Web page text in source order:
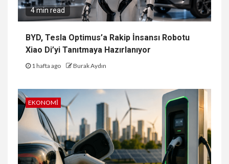
4 min read
BYD, Tesla Optimus’a Rakip İnsansı Robotu
Xiao Di’yi Tanıtmaya Hazırlanıyor
1 hafta ago Burak Aydın
EKONOMI